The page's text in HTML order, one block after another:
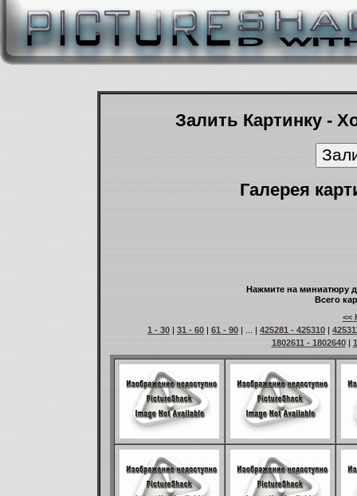
Залить Картинку -
Галерея
Нажмите на миниатюру
Всего
<<
1 - 30 | 31 - 60 | 61 - 90 | ... | 425281 - 425310 |
1802611 - 1802640|